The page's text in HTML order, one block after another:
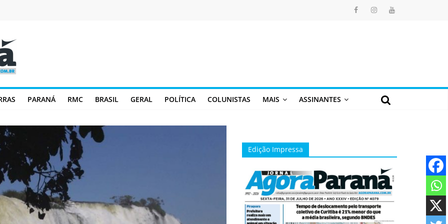
PARANÁ RMC BRASIL GERAL POLÍTICA COLUNISTAS MAIS ASSINANTES
Edição Impressa